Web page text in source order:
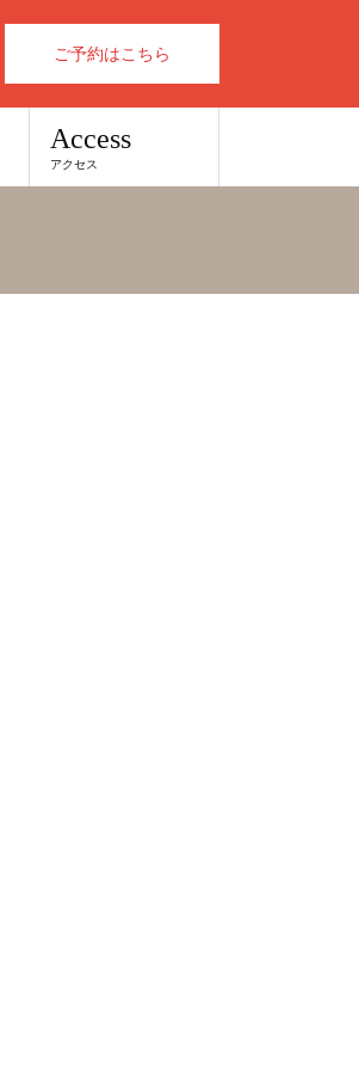
ご予約はこちら
Access
アクセス